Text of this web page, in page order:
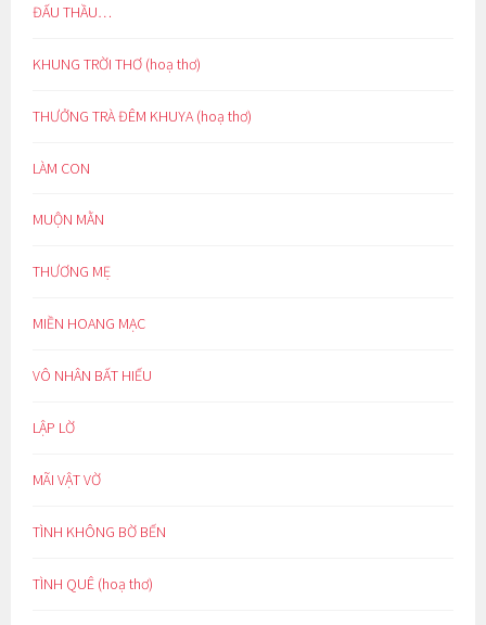
ĐẤU THẦU…
KHUNG TRỜI THƠ (hoạ thơ)
THƯỞNG TRÀ ĐÊM KHUYA (hoạ thơ)
LÀM CON
MUỘN MẰN
THƯƠNG MẸ
MIỀN HOANG MẠC
VÔ NHÂN BẤT HIẾU
LẬP LỜ
MÃI VẬT VỜ
TÌNH KHÔNG BỜ BẾN
TÌNH QUÊ (hoạ thơ)